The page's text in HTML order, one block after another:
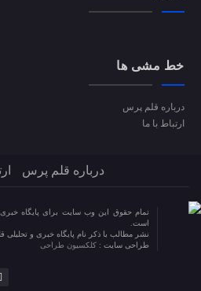
خط مشی ها
درباره قلم پرس
ارتباط با ما
درباره قلم پرس
تمام حقوق این وب سایت برای پایگاه
است.
نشر مطالب با ذکر نام پایگاه خبری و تحلیلی
طراحی سایت : کلکسیون طراحی